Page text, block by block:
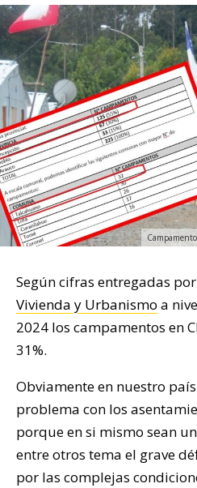
Según cifras entregadas
Vivienda y Urbanismo a
2024 los campamentos en
31%.
Obviamente en nuestro
problema con los
porque en si mismo sean
entre otros tema el grave
por las complejas